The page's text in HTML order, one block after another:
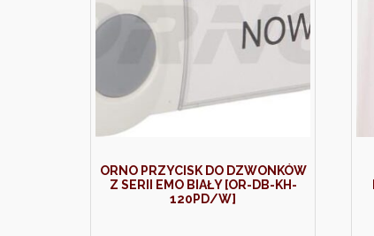
ORNO PRZYCISK DO DZWONKÓW
Z SERII EMO BIAŁY [OR-DB-KH-
120PD/W]